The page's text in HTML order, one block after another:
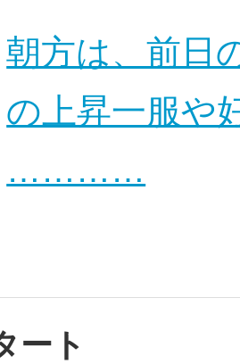
朝方は、前日
の上昇一服や
…………
ート